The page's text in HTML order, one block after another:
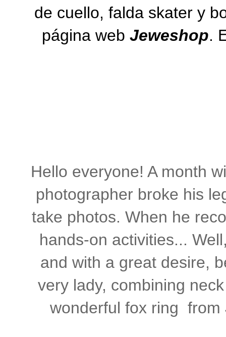
de cuello, falda skater y
página web Jeweshop.
Hello everyone! A month
photographer broke his
take photos. When he
hands-on activities... Well
and with a great desire,
very lady, combining neck
wonderful fox ring from